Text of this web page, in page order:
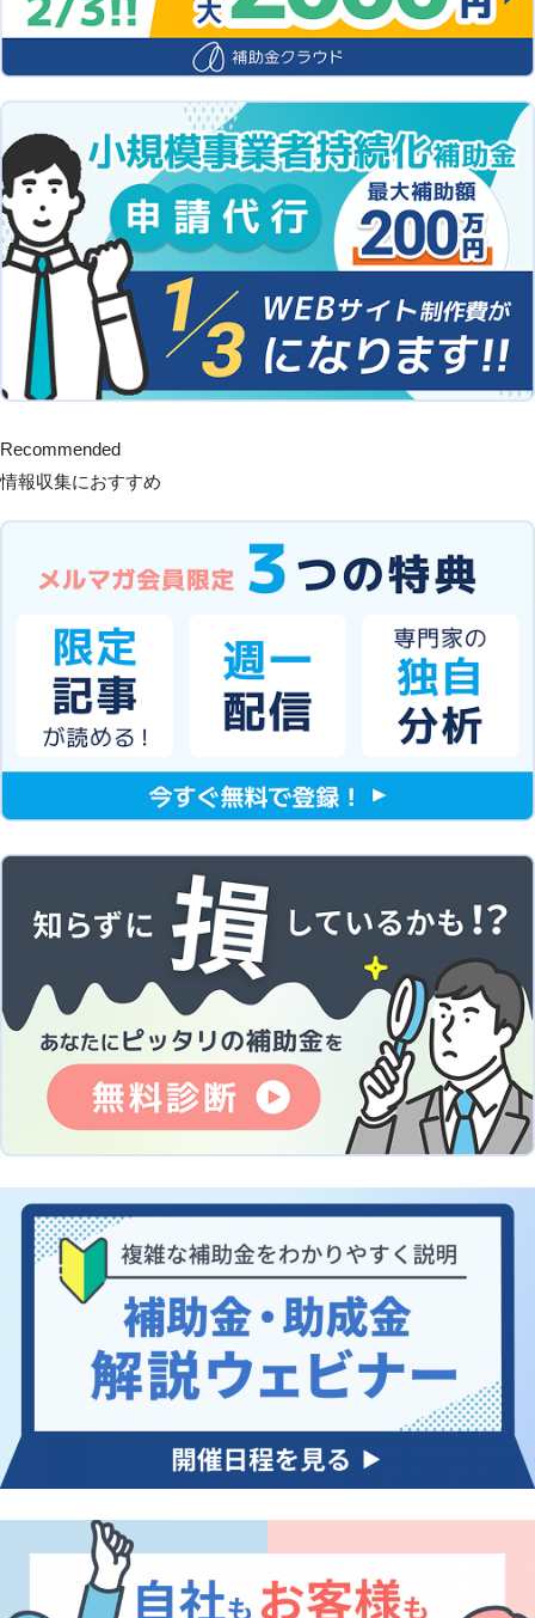
Recommended
情報収集におすすめ